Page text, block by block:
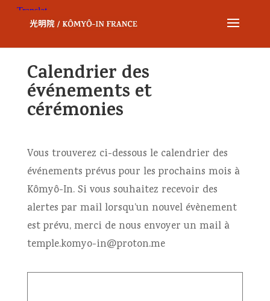
Calendrier des
événements et
cérémonies
Vous trouverez ci-dessous le calendrier des
événements prévus pour les prochains mois à
Kômyô-In. Si vous souhaitez recevoir des
alertes par mail lorsqu’un nouvel évènement
est prévu, merci de nous envoyer un mail à
temple.komyo-in@proton.me